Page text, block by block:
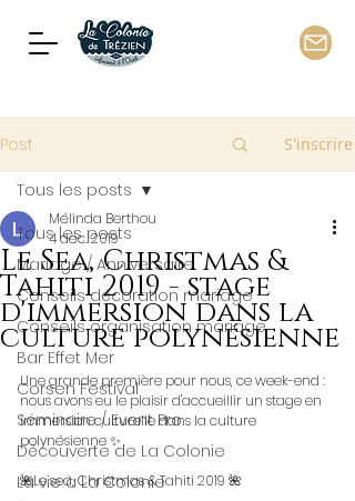
Post S'inscrire
Tous les posts
Mariage / Anniversaire
Conseils décoration mariage
Conseils organisation mariage
Bar Effet Mer
Corsen Festival
Séminaire / Event Pro
Découverte de La Colonie
La vie à La Colonie
Tous les posts
Le Sea, Christmas &
Tahiti 2019 - stage
d'immersion dans la
culture polynésienne
Mélinda Berthou
4 déc. 2019
Une grande première pour nous, ce week-end :
nous avons eu le plaisir d'accueillir un stage en
immersion culturelle dans la culture
polynésienne ✨
🌺Le sea, Christmas & Tahiti 2019 🌺